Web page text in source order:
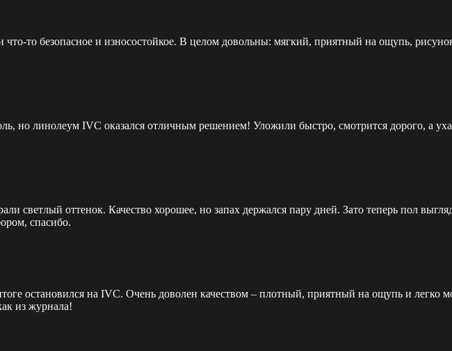
что-то безопасное и износостойкое. В целом довольны: мягкий, приятный на ощупь,
но линолеум IVC оказался отличным решением! Уложили быстро, смотрится дорого, а
светлый оттенок. Качество хорошее, но запах держался пару дней. Зато теперь пол
спасибо.
остановился на IVC. Очень доволен качеством – плотный, приятный на ощупь и легко
из журнала!